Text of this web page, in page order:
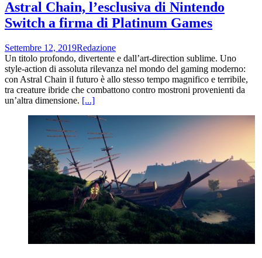
Astral Chain, l’esclusiva di Nintendo
Switch a firma di Platinum Games
Settembre 12, 2019Redazione
Un titolo profondo, divertente e dall’art-direction sublime. Uno
style-action di assoluta rilevanza nel mondo del gaming moderno:
con Astral Chain il futuro è allo stesso tempo magnifico e terribile,
tra creature ibride che combattono contro mostroni provenienti da
un’altra dimensione. [...]